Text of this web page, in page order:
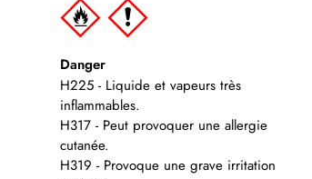
Danger
H225 - Liquide et vapeurs très
inflammables.
H317 - Peut provoquer une allergie
cutanée.
H319 - Provoque une grave irritation